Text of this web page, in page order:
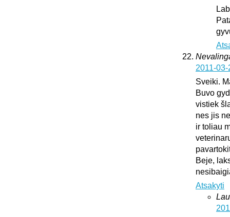
2011-
Sveiki.
Buvo
vistiek
nes jis
ir toliau
Beje,
Atsakyti